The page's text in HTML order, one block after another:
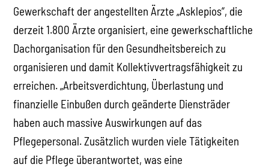
Gewerkschaft der angestellten Ärzte „Asklepios“, die
derzeit 1.800 Ärzte organisiert, eine gewerkschaftliche
Dachorganisation für den Gesundheitsbereich zu
organisieren und damit Kollektivvertragsfähigkeit zu
erreichen. „Arbeitsverdichtung, Überlastung und
finanzielle Einbußen durch geänderte Diensträder
haben auch massive Auswirkungen auf das
Pflegepersonal. Zusätzlich wurden viele Tätigkeiten
auf die Pflege überantwortet, was eine